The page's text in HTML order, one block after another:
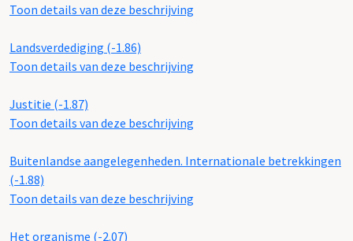
Toon details van deze beschrijving
Landsverdediging (-1.86)
Toon details van deze beschrijving
Justitie (-1.87)
Toon details van deze beschrijving
Buitenlandse aangelegenheden. Internationale betrekkingen
(-1.88)
Toon details van deze beschrijving
Het organisme (-2.07)